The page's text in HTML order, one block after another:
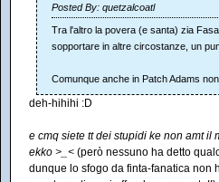
Posted By: quetzalcoatl
Tra l'altro la povera (e santa) zia
sopportare in altre circostanze, un
Comunque anche in Patch Adams
deh-hihihi :D
e cmq siete tt dei stupidi ke non amt il
ekko >_< (però nessuno ha detto
dunque lo sfogo da finta-fanatica non